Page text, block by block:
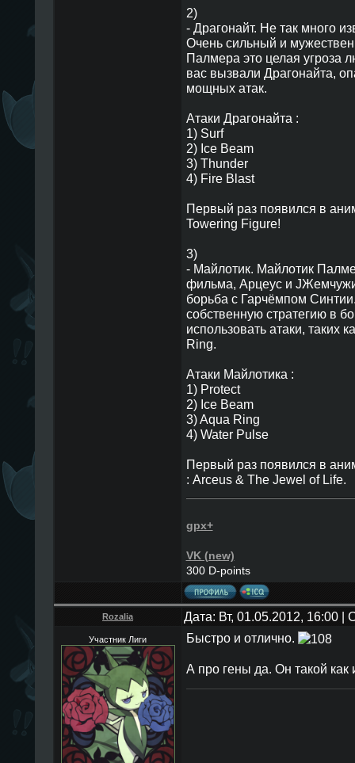
2)
- Драгонайт. Не так много
Очень сильный и
Палмера это целая угроза
вас вызвали Драгонайта,
мощных атак.
Атаки Драгонайта :
1) Surf
2) Ice Beam
3) Thunder
4) Fire Blast
Первый раз появился в
Towering Figure!
3)
- Майлотик. Майлотик
фильма, Арцеус и
борьба с Гарчёмпом
собственную стратегию в
использовать атаки, таких
Ring.
Атаки Майлотика :
1) Protect
2) Ice Beam
3) Aqua Ring
4) Water Pulse
Первый раз появился в
: Arceus & The Jewel of Life.
gpx+
VK (new)
300 D-points
Rozalia Дата: Вт, 01.05.2012, 16:00
Участник Лиги Быстро и отлично.
А про гены да. Он такой